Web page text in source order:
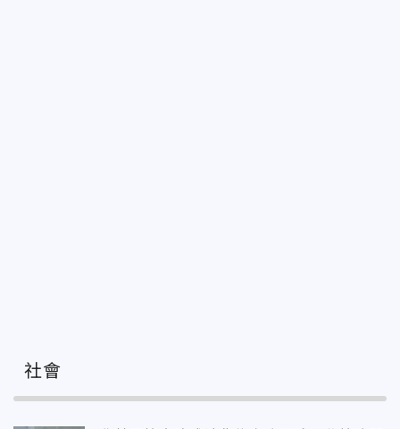
社會